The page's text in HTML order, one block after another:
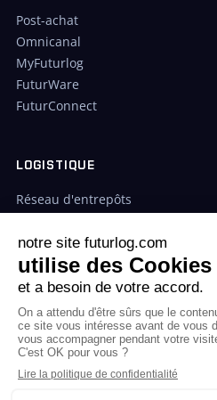
On respecte votre vie privée
Post-achat
Omnicanal
MyFuturlog
FuturWare
FuturConnect
LOGISTIQUE
Réseau d'entrepôts
Tarifs
À propos
Blog
FAQ